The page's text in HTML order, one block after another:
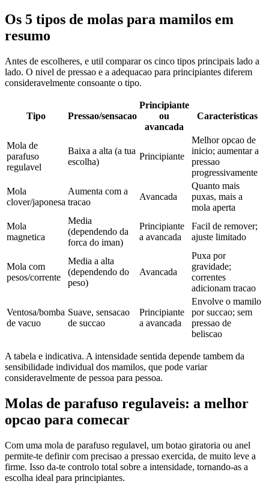
Os 5 tipos de molas para mamilos em
resumo
Antes de escolheres, e util comparar os cinco tipos principais lado a
lado. O nivel de pressao e a adequacao para principiantes diferem
consideravelmente consoante o tipo.
Tipo Pressao/sensacao
Principiante
ou
avancada
Caracteristicas
Mola de
parafuso
regulavel
Baixa a alta (a tua
escolha)
Principiante
Melhor opcao de
inicio; aumentar a
pressao
progressivamente
Mola
clover/japonesa
Aumenta com a
tracao
Avancada
Quanto mais
puxas, mais a
mola aperta
Mola
magnetica
Media
(dependendo da
forca do iman)
Principiante
a avancada
Facil de remover;
ajuste limitado
Mola com
pesos/corrente
Media a alta
(dependendo do
peso)
Avancada
Puxa por
gravidade;
correntes
adicionam tracao
Ventosa/bomba
de vacuo
Suave, sensacao
de succao
Principiante
a avancada
Envolve o mamilo
por succao; sem
pressao de
beliscao
A tabela e indicativa. A intensidade sentida depende tambem da
sensibilidade individual dos mamilos, que pode variar
consideravelmente de pessoa para pessoa.
Molas de parafuso regulaveis: a melhor
opcao para comecar
Com uma mola de parafuso regulavel, um botao giratoria ou anel
permite-te definir com precisao a pressao exercida, de muito leve a
firme. Isso da-te controlo total sobre a intensidade, tornando-as a
escolha ideal para principiantes.